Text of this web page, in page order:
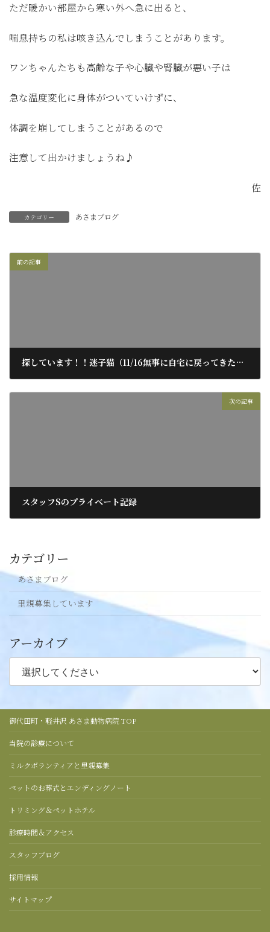
ただ暖かい部屋から寒い外へ急に出ると、
喘息持ちの私は咳き込んでしまうことがあります。
ワンちゃんたちも高齢な子や心臓や腎臓が悪い子は
急な温度変化に身体がついていけずに、
体調を崩してしまうことがあるので
注意して出かけましょうね♪
佐
カテゴリー あさまブログ
前の記事
探しています！！迷子猫（11/16無事に自宅に戻ってきたそうです！）
2019年11月12日
次の記事
スタッフSのプライベート記録
2019年11月22日
カテゴリー
あさまブログ
里親募集しています
アーカイブ
御代田町・軽井沢 あさま動物病院 TOP
当院の診療について
ミルクボランティアと里親募集
ペットのお葬式とエンディングノート
トリミング＆ペットホテル
診療時間＆アクセス
スタッフブログ
採用情報
サイトマップ